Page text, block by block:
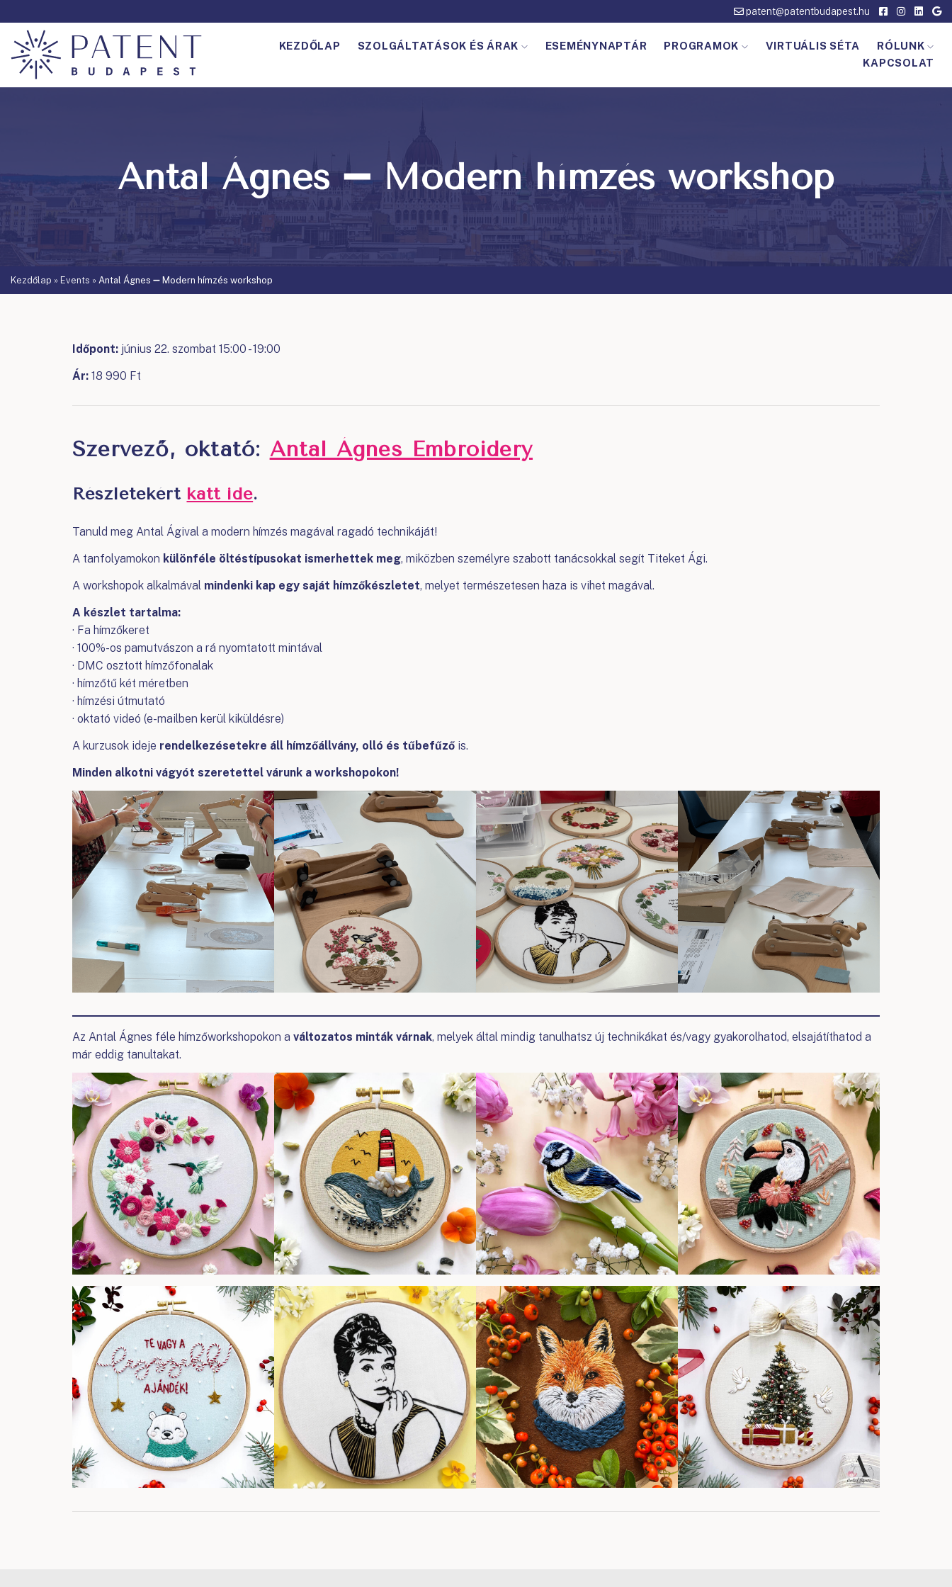
patent@patentbudapest.hu
KEZDŐLAP SZOLGÁLTATÁSOK ÉS ÁRAK ESEMÉNYNAPTÁR PROGRAMOK VIRTUÁLIS SÉTA
RÓLUNK
KAPCSOLAT
Antal Ágnes ➖ Modern hímzés workshop
Kezdőlap » Events » Antal Ágnes ➖ Modern hímzés workshop
Időpont: június 22. szombat 15:00 - 19:00
Ár: 18 990 Ft
Szervező, oktató: Antal Ágnes Embroidery
Részletekért katt ide.
Tanuld meg Antal Ágival a modern hímzés magával ragadó technikáját!
A tanfolyamokon különféle öltéstípusokat ismerhettek meg, miközben személyre szabott tanácsokkal segít Titeket Ági.
A workshopok alkalmával mindenki kap egy saját hímzőkészletet, melyet természetesen haza is vihet magával.
A készlet tartalma:
· Fa hímzőkeret
· 100%-os pamutvászon a rá nyomtatott mintával
· DMC osztott hímzőfonalak
· hímzőtű két méretben
· hímzési útmutató
· oktató videó (e-mailben kerül kiküldésre)
A kurzusok ideje rendelkezésetekre áll hímzőállvány, olló és tűbefűző is.
Minden alkotni vágyót szeretettel várunk a workshopokon!
Az Antal Ágnes féle hímzőworkshopokon a változatos minták várnak, melyek által mindig tanulhatsz új technikákat és/vagy gyakorolhatod, elsajátíthatod a
már eddig tanultakat.